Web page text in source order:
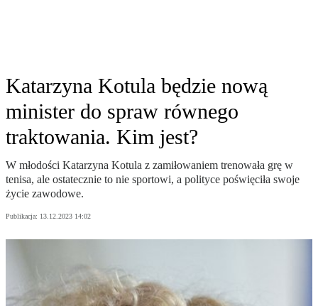
Katarzyna Kotula będzie nową
minister do spraw równego
traktowania. Kim jest?
W młodości Katarzyna Kotula z zamiłowaniem trenowała grę w
tenisa, ale ostatecznie to nie sportowi, a polityce poświęciła swoje
życie zawodowe.
Publikacja: 13.12.2023 14:02